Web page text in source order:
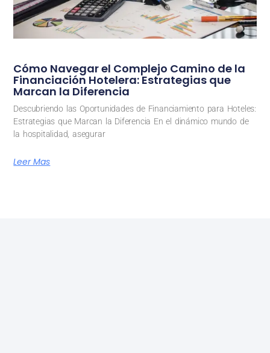
Cómo Navegar el Complejo Camino de la
Financiación Hotelera: Estrategias que
Marcan la Diferencia
Descubriendo las Oportunidades de Financiamiento para Hoteles:
Estrategias que Marcan la Diferencia En el dinámico mundo de
la hospitalidad, asegurar
Leer Mas